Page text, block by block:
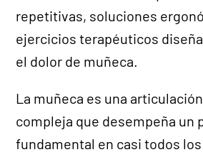
repetitivas, soluciones
ejercicios terapéuticos
el dolor de muñeca.
La muñeca es una
compleja que desempeña un
fundamental en casi todos